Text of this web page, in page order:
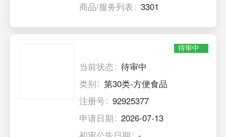
商品/服务列表
3301
待审中
当前状态
待审中
类别
第30类-方便食品
注册号
92925377
申请日期
2026-07-13